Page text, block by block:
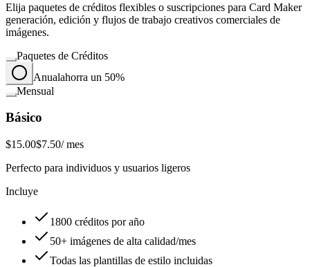
Elija paquetes de créditos flexibles o suscripciones para Card Maker
generación, edición y flujos de trabajo creativos comerciales de
imágenes.
Paquetes de Créditos
Anualahorra un 50%
Mensual
Básico
$15.00$7.50/ mes
Perfecto para individuos y usuarios ligeros
Incluye
1800 créditos por año
50+ imágenes de alta calidad/mes
Todas las plantillas de estilo incluidas